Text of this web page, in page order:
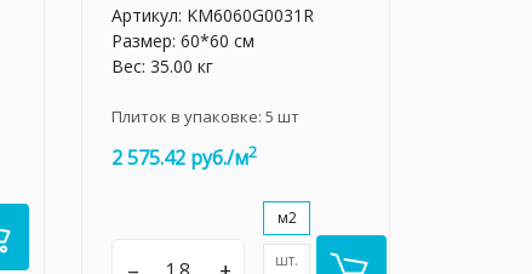
Артикул: KM6060G0031R
Размер: 60*60 см
Вес: 35.00 кг
Плиток в упаковке: 5 шт
2 575.42 руб./м2
м2
шт.